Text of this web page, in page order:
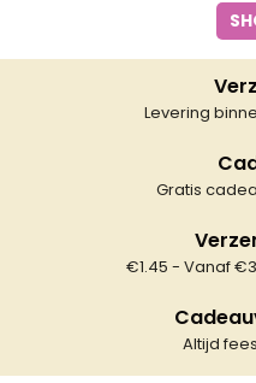
Levering
Gratis
€1.45 - Vanaf
Altijd